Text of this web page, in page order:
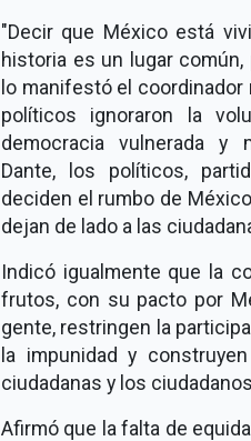
"Decir que México está
historia es un lugar
lo manifestó el
políticos ignoraron la
democracia vulnerada y
Dante, los políticos,
deciden el rumbo de
dejan de lado a las
Indicó igualmente que la
frutos, con su pacto por
gente, restringen la
la impunidad y
ciudadanas y los
Afirmó que la falta de